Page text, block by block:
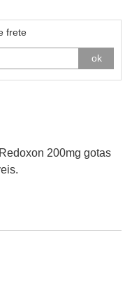
frete
ok
200mg gotas